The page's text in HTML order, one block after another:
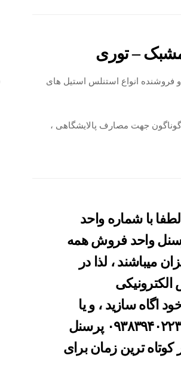
– توری
– ۴۱۰ – ۴۲۰ – ۴۳۰ خریدار و فروشنده انواع استنلس استیل های
تا ۳ میلیمتر با چشمه های گوناگون جهت مصارف پالایشگاهی ،
لطفا با شماره واحد
واحد فروش همه
شده عزیزان میباشند ، لذا در
الکترونیکی
اگاه سازید ، و یا
۰۹۳۸۳۹۴۰۲۲۳ پرسنل
ترین زمان برای